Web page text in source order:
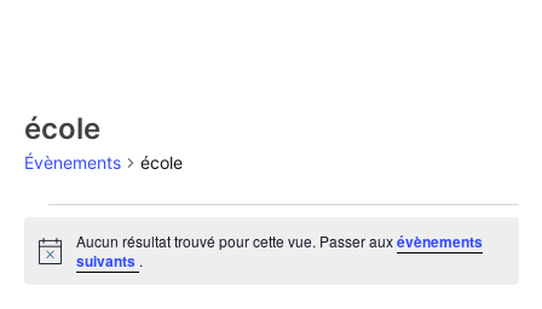
école
Évènements école
Notice
Aucun résultat trouvé pour cette vue. Passer auxévènements
suivants .